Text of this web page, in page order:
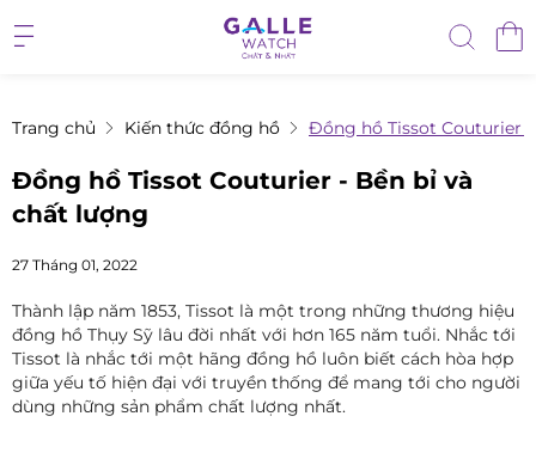
Trang chủ Kiến thức đồng hồ Đồng hồ Tissot Couturier
Đồng hồ Tissot Couturier - Bền bỉ và
chất lượng
27 Tháng 01, 2022
Thành lập năm 1853, Tissot là một trong những thương hiệu
đồng hồ Thụy Sỹ lâu đời nhất với hơn 165 năm tuổi. Nhắc tới
Tissot là nhắc tới một hãng đồng hồ luôn biết cách hòa hợp
giữa yếu tố hiện đại với truyền thống để mang tới cho người
dùng những sản phẩm chất lượng nhất.